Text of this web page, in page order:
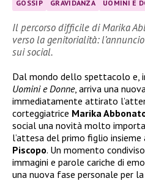
GOSSIP GRAVIDANZA UOMINI E
Il percorso difficile di Marika
verso la genitorialità:
sui social.
Dal mondo dello spettacolo e,
Uomini e Donne, arriva una
immediatamente attirato
corteggiatrice Marika
social una novità molto
l’attesa del primo figlio insieme
Piscopo. Un momento
immagini e parole cariche di
una nuova fase personale per la